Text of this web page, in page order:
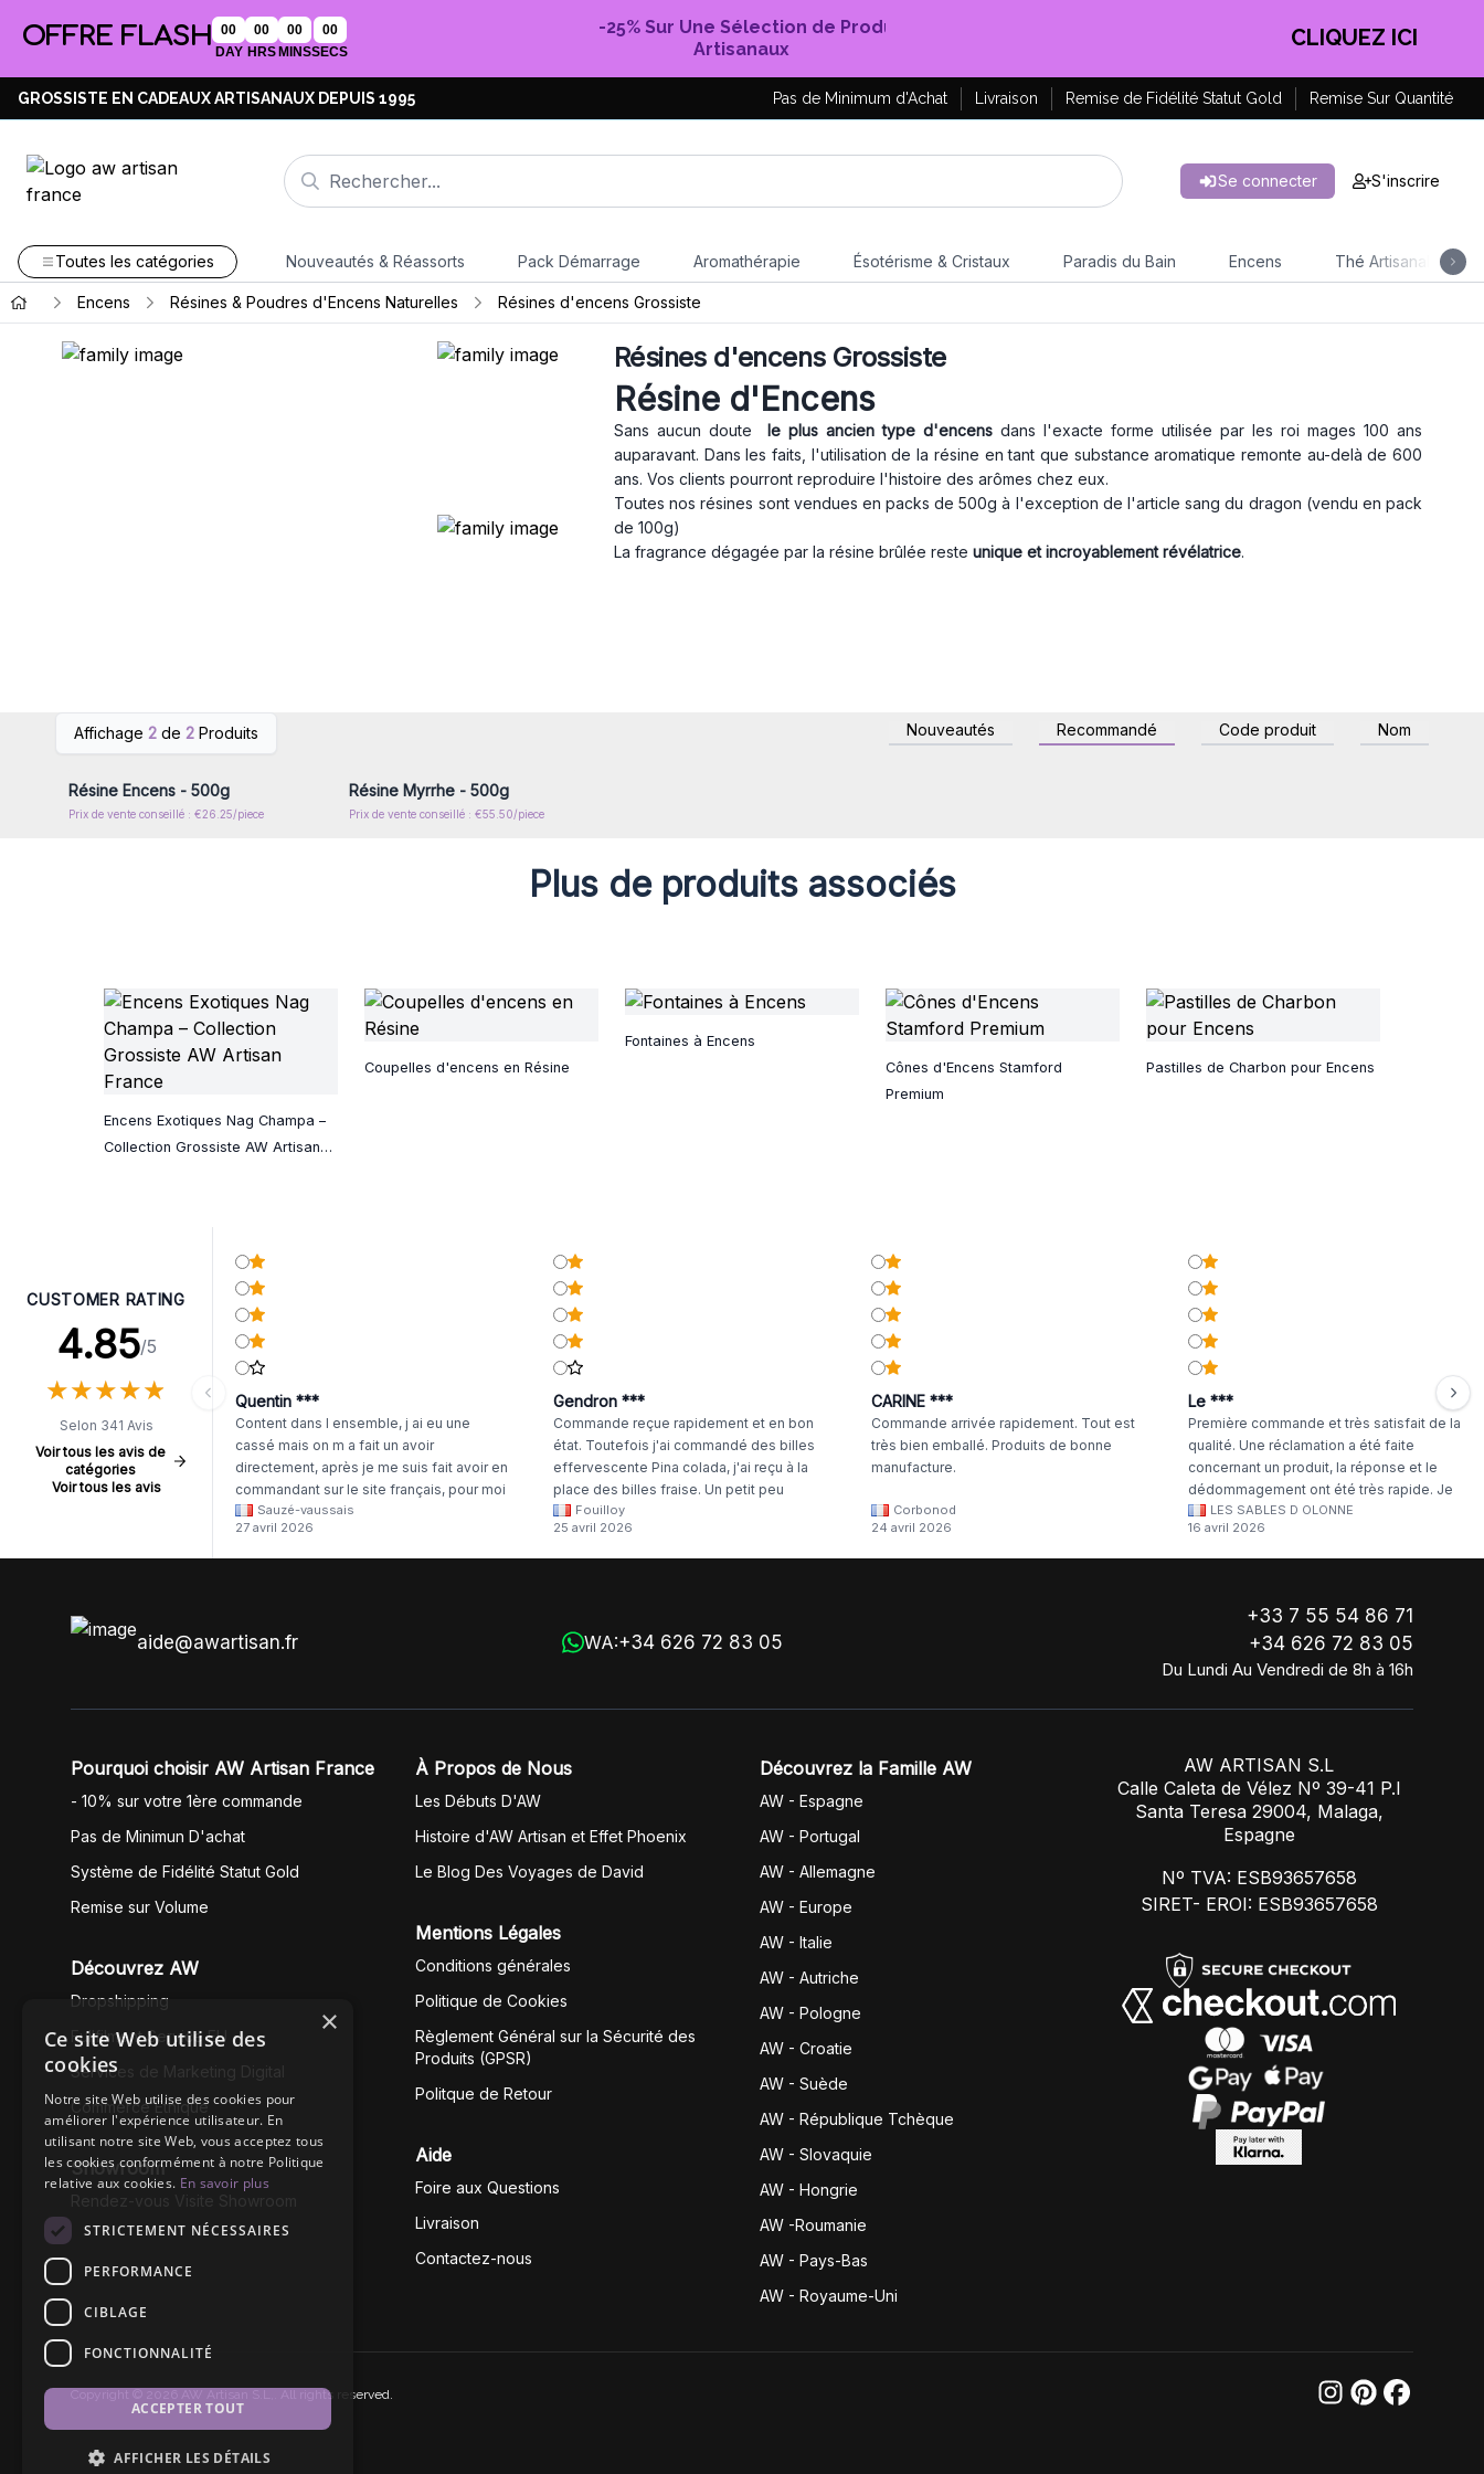
OFFRE FLASH
00
DAY
00
HRS
00
MINS
00
SECS
-25% Sur Une Sélection de Produits
Artisanaux
CLIQUEZ ICI
GROSSISTE EN CADEAUX ARTISANAUX DEPUIS 1995 Pas de Minimum d'Achat Livraison Remise de Fidélité Statut Gold Remise Sur Quantité
Se connecter S'inscrire
Toutes les catégories Nouveautés & Réassorts Pack Démarrage Aromathérapie Ésotérisme & Cristaux Paradis du Bain Encens Thé Artisanal
Encens Résines & Poudres d'Encens Naturelles Résines d'encens Grossiste
Résines d'encens Grossiste
Résine d'Encens
Sans aucun doute le plus ancien type d'encens dans l'exacte forme utilisée par les roi mages 100 ans
auparavant. Dans les faits, l'utilisation de la résine en tant que substance aromatique remonte au-delà de 600
ans. Vos clients pourront reproduire l'histoire des arômes chez eux.
Toutes nos résines sont vendues en packs de 500g à l'exception de l'article sang du dragon (vendu en pack
de 100g)
La fragrance dégagée par la résine brûlée reste unique et incroyablement révélatrice.
Affichage 2 de 2 Produits Nouveautés Recommandé Code produit Nom
vous pour accéder aux prix de
gros
Résine Encens - 500g
Prix de vente conseillé : €26.25/piece
Résine Myrrhe - 500g
Prix de vente conseillé : €55.50/piece
Plus de produits associés
Encens Exotiques Nag Champa –
Collection Grossiste AW Artisan
Coupelles d'encens en Résine
Fontaines à Encens
Cônes d'Encens Stamford
Premium
Pastilles de Charbon pour Encens
CUSTOMER RATING
4.85/5
★★★★★
★★★★★
Selon 341 Avis
Voir tous les avis de
catégories
Voir tous les avis
Quentin ***
Content dans l ensemble, j ai eu une
cassé mais on m a fait un avoir
directement, après je me suis fait avoir en
commandant sur le site français, pour moi
il était évident que les produits était de la
même langue mais raté tout est en
anglais.
Sauzé-vaussais
27 avril 2026
Gendron ***
Commande reçue rapidement et en bon
état. Toutefois j'ai commandé des billes
effervescente Pina colada, j'ai reçu à la
place des billes fraise. Un petit peu
dommage
Fouilloy
25 avril 2026
CARINE ***
Commande arrivée rapidement. Tout est
très bien emballé. Produits de bonne
manufacture.
Corbonod
24 avril 2026
Le ***
Première commande et très satisfait de la
qualité. Une réclamation a été faite
concernant un produit, la réponse et le
dédommagement ont été très rapide. Je
continuerai à commander chez WA Artisan
!
LES SABLES D OLONNE
16 avril 2026
aide@awartisan.fr WA:+34 626 72 83 05
+33 7 55 54 86 71
+34 626 72 83 05
Du Lundi Au Vendredi de 8h à 16h
Pourquoi choisir AW Artisan France
- 10% sur votre 1ère commande
Pas de Minimun D'achat
Système de Fidélité Statut Gold
Remise sur Volume
Découvrez AW
Dropshipping
Fullfilment Service EU
Services de Marketing Digital
Commerce Éthique
Showroom
À Propos de Nous
Les Débuts D'AW
Histoire d'AW Artisan et Effet Phoenix
Le Blog Des Voyages de David
Mentions Légales
Conditions générales
Politique de Cookies
Règlement Général sur la Sécurité des
Produits (GPSR)
Politque de Retour
Aide
Foire aux Questions
Livraison
Contactez-nous
Découvrez la Famille AW
AW - Espagne
AW - Portugal
AW - Allemagne
AW - Europe
AW - Italie
AW - Autriche
AW - Pologne
AW - Croatie
AW - Suède
AW - République Tchèque
AW - Slovaquie
AW - Hongrie
AW -Roumanie
AW - Pays-Bas
AW - Royaume-Uni
AW ARTISAN S.L
Calle Caleta de Vélez Nº 39-41 P.I
Santa Teresa 29004, Malaga,
Espagne
Nº TVA: ESB93657658
SIRET- EROI: ESB93657658
Copyright © 2026 AW Artisan S.L,. All rights reserved.
×
Ce site Web utilise des
cookies
Notre site Web utilise des cookies pour
améliorer l'expérience utilisateur. En
utilisant notre site Web, vous acceptez tous
les cookies conformément à notre Politique
relative aux cookies. En savoir plus
STRICTEMENT NÉCESSAIRES
PERFORMANCE
CIBLAGE
FONCTIONNALITÉ
ACCEPTER TOUT
AFFICHER LES DÉTAILS